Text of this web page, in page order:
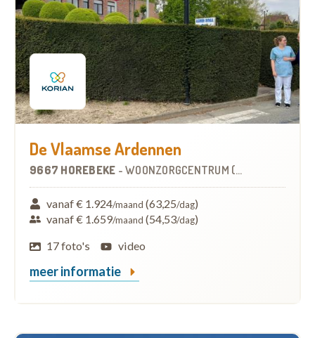
De Vlaamse Ardennen
9667 HOREBEKE - WOONZORGCENTRUM (WZC)
vanaf € 1.924/maand (63,25/dag)
vanaf € 1.659/maand (54,53/dag)
17 foto's
video
meer informatie